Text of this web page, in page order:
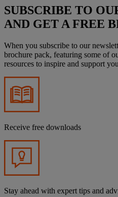
SUBSCRIBE TO
AND GET A FREE
When you subscribe to our
brochure pack, featuring some of
resources to inspire and support
Receive free downloads
Stay ahead with expert tips and